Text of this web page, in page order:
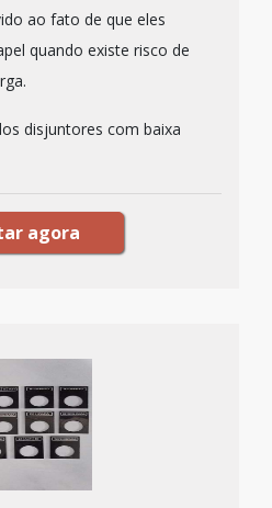
ao fato de que eles
quando existe risco de
disjuntores com baixa
agora